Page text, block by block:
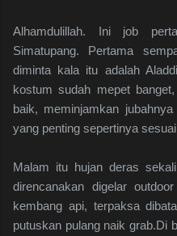
Alhamdulillah. Ini job
Simatupang. Pertama
diminta kala itu adalah
kostum sudah mepet
baik, meminjamkan
yang penting sepertinya
Malam itu hujan deras
direncanakan digelar
kembang api, terpaksa
putuskan pulang naik grab.Di